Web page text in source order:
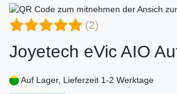
(2)
Joyetech eVic AIO
Auf Lager, Lieferzeit 1-2 Werktage